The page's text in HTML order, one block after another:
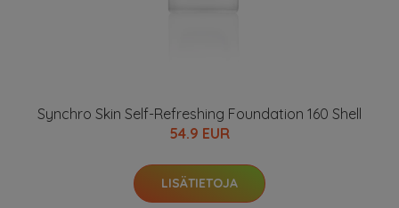
Synchro Skin Self-Refreshing Foundation 160 Shell
54.9 EUR
LISÄTIETOJA